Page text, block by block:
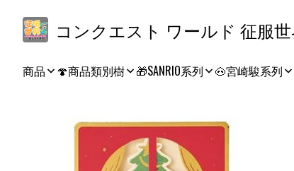
商品 🍄商品類別樹 🎁SANRIO系列 🐽宮崎駿系列